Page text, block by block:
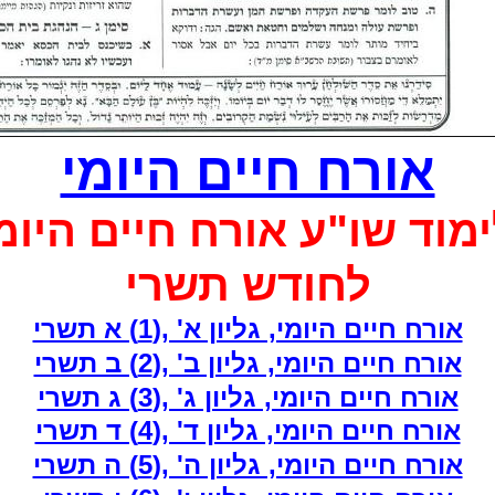
אורח חיים היומי
שו"ע אורח חיים
לחודש תשרי
אורח חיים היומי, גליון א'‏ ,(1) א תשרי
אורח חיים היומי, גליון ב'‏ ,(2) ב תשרי
אורח חיים היומי, גליון ג'‏ ,(3) ג תשרי
אורח חיים היומי, גליון ד'‏ ,(4) ד תשרי
אורח חיים היומי, גליון ה'‏ ,(5) ה תשרי